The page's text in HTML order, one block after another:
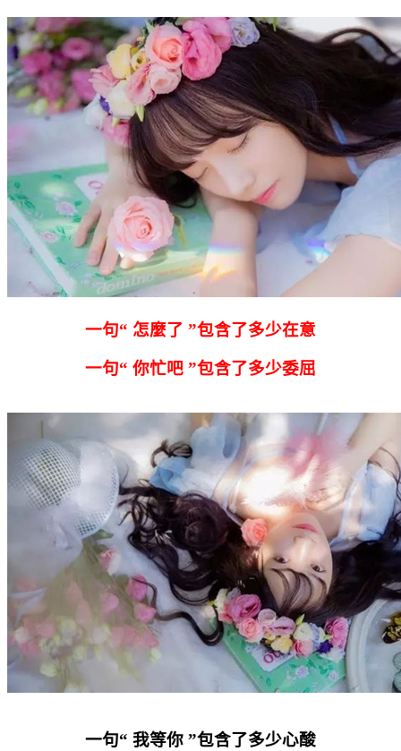
一句“ 怎麼了 ”包含了多少在意
一句“ 你忙吧 ”包含了多少委屈
一句“ 我等你 ”包含了多少心酸